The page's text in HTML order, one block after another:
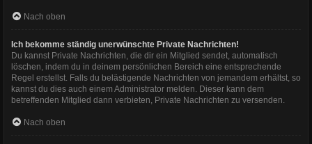
Nach oben
Ich bekomme ständig unerwünschte Private Nachrichten!
Du kannst Private Nachrichten, die dir ein Mitglied sendet, automatisch
löschen, indem du in deinem persönlichen Bereich eine entsprechende
Regel erstellst. Falls du belästigende Nachrichten von jemandem erhältst, so
kannst du dies auch einem Administrator melden. Dieser kann dem
betreffenden Mitglied dann verbieten, Private Nachrichten zu versenden.
Nach oben